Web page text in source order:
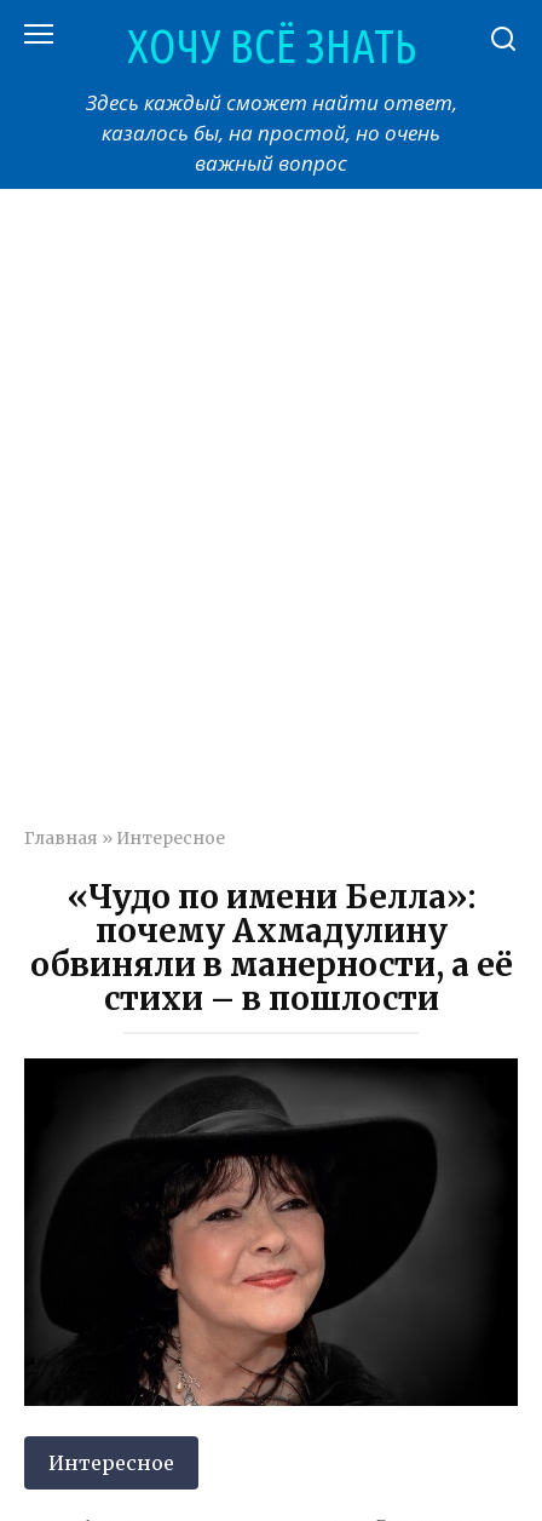
ХОЧУ ВСЁ ЗНАТЬ
Здесь каждый сможет найти ответ,
казалось бы, на простой, но очень
важный вопрос
Главная » Интересное
«Чудо по имени Белла»:
почему Ахмадулину
обвиняли в манерности, а её
стихи – в пошлости
Интересное